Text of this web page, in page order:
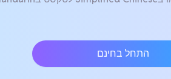
התחל בחינם